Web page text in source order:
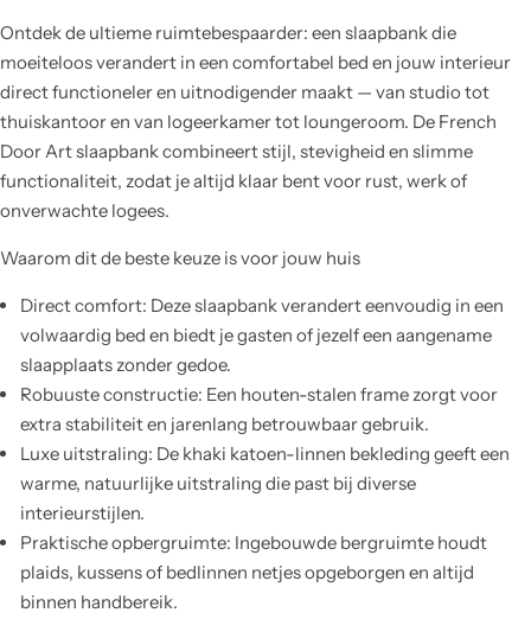
Ontdek de ultieme ruimtebespaarder: een slaapbank die
moeiteloos verandert in een comfortabel bed en jouw interieur
direct functioneler en uitnodigender maakt — van studio tot
thuiskantoor en van logeerkamer tot loungeroom. De French
Door Art slaapbank combineert stijl, stevigheid en slimme
functionaliteit, zodat je altijd klaar bent voor rust, werk of
onverwachte logees.
Waarom dit de beste keuze is voor jouw huis
Direct comfort: Deze slaapbank verandert eenvoudig in een
volwaardig bed en biedt je gasten of jezelf een aangename
slaapplaats zonder gedoe.
Robuuste constructie: Een houten-stalen frame zorgt voor
extra stabiliteit en jarenlang betrouwbaar gebruik.
Luxe uitstraling: De khaki katoen-linnen bekleding geeft een
warme, natuurlijke uitstraling die past bij diverse
interieurstijlen.
Praktische opbergruimte: Ingebouwde bergruimte houdt
plaids, kussens of bedlinnen netjes opgeborgen en altijd
binnen handbereik.